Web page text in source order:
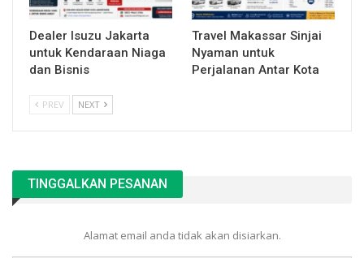
Dealer Isuzu Jakarta
untuk Kendaraan Niaga
dan Bisnis
Travel Makassar Sinjai
Nyaman untuk
Perjalanan Antar Kota
PREV NEXT
TINGGALKAN PESANAN
Alamat email anda tidak akan disiarkan.